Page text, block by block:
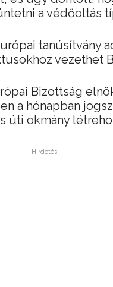
a védőoltás
tanúsítvány
vezethet
Bizottság
a hónapban
úti okmány
Hirdetés